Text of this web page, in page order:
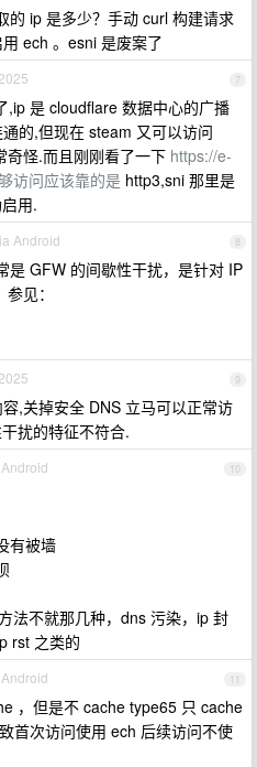
的 ip 是多少？手动 curl 构建请求
ech 。esni 是废案了
7
,ip 是 cloudflare 数据中心的广播
的,但现在 steam 又可以访问
奇怪.而且刚刚看了一下 https://e-
访问应该靠的是 http3,sni 那里是
用.
8
Android
是 GFW 的间歇性干扰，是针对 IP
见：
9
,关掉安全 DNS 立马可以正常访
扰的特征不符合.
10
有被墙
法不就那几种，dns 污染，ip 封
rst 之类的
11
，但是不 cache type65 只 cache
首次访问使用 ech 后续访问不使